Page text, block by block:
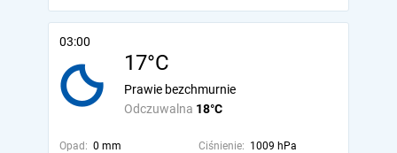
03:00
17°C
Odczuwalna 18°C
Prawie bezchmurnie
Opad: 0 mm Ciśnienie: 1009 hPa